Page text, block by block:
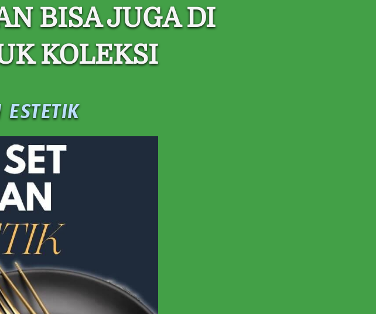
BISA JUGA DI
KOLEKSI